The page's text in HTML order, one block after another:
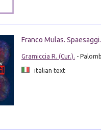
Franco Mulas.
Gramiccia R. (Cur.). -
italian text